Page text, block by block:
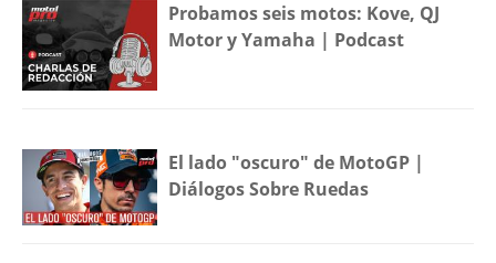
Probamos seis motos: Kove, QJ
Motor y Yamaha | Podcast
El lado "oscuro" de MotoGP |
Diálogos Sobre Ruedas